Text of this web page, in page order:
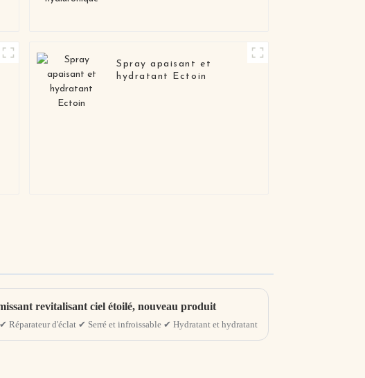
Spray apaisant et
hydratant Ectoin
revitalisant ciel étoilé, nouveau produit
Réparateur d'éclat ✔ Serré et infroissable ✔ Hydratant et hydratant